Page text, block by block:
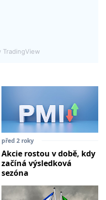
TradingView
před 2 roky
Akcie rostou v době, kdy
začíná výsledková
sezóna